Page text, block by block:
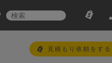
見積もり依頼をする